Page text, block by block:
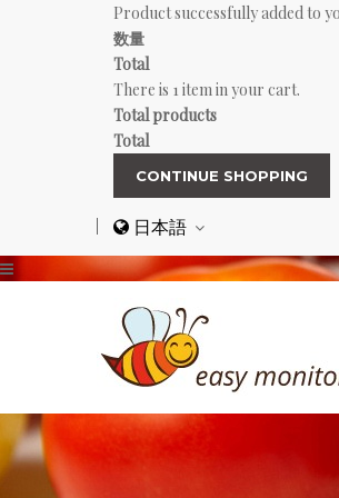
Product successfully added to
数量
Total
There is 1 item in your cart.
Total products
Total
CONTINUE SHOPPING
日本語